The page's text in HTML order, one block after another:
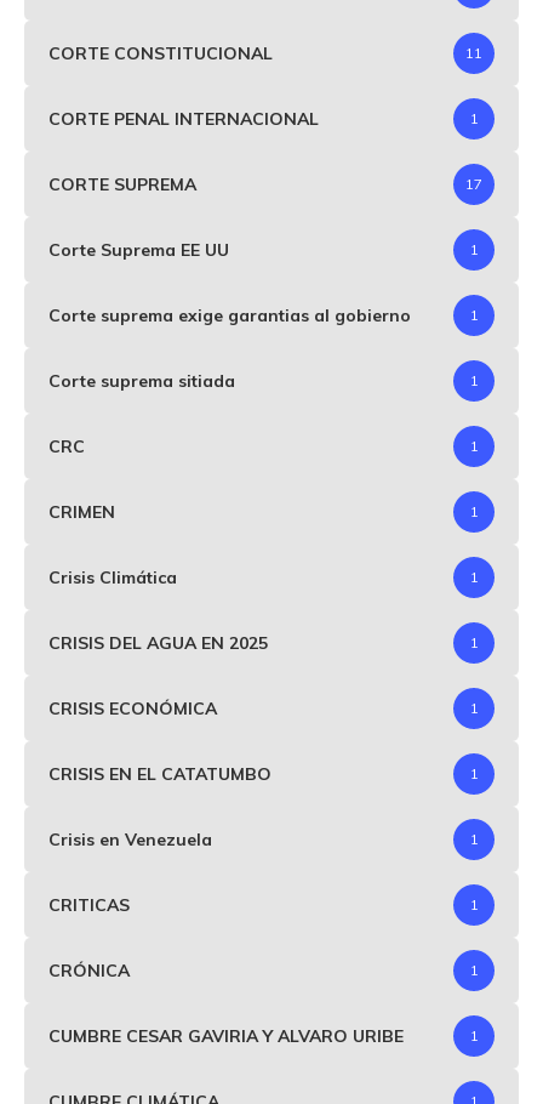
CORTE CONSTITUCIONAL 11
CORTE PENAL INTERNACIONAL 1
CORTE SUPREMA 17
Corte Suprema EE UU 1
Corte suprema exige garantias al gobierno 1
Corte suprema sitiada 1
CRC 1
CRIMEN 1
Crisis Climática 1
CRISIS DEL AGUA EN 2025 1
CRISIS ECONÓMICA 1
CRISIS EN EL CATATUMBO 1
Crisis en Venezuela 1
CRITICAS 1
CRÓNICA 1
CUMBRE CESAR GAVIRIA Y ALVARO URIBE 1